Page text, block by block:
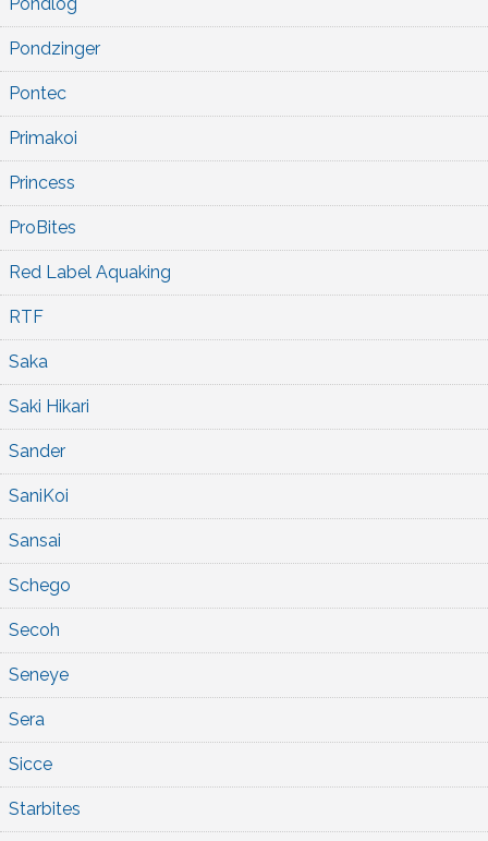
Pondzinger
Pontec
Primakoi
Princess
ProBites
Red Label Aquaking
RTF
Saka
Saki Hikari
Sander
SaniKoi
Sansai
Schego
Secoh
Seneye
Sera
Sicce
Starbites